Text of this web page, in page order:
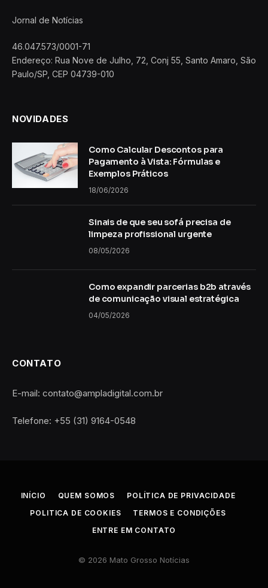
Jornal de Notícias
46.047.573/0001-71
Endereço: Rua Nove de Julho, 72, Conj 55, Santo Amaro, São
Paulo/SP, CEP 04739-010
NOVIDADES
Como Calcular Descontos para
Pagamento à Vista: Fórmulas e
Exemplos Práticos
18/06/2026
Sinais de que seu sofá precisa de
limpeza profissional urgente
08/05/2026
Como expandir parcerias b2b através
de comunicação visual estratégica
04/05/2026
CONTATO
E-mail: contato@ampladigital.com.br
Telefone: +55 (31) 9164-0548
INÍCIO QUEM SOMOS
POLÍTICA DE PRIVACIDADE
POLITICA DE COOKIES
TERMOS E CONDIÇÕES
ENTRE EM CONTATO
© 2026 Mato Grosso Notícias